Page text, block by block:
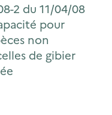
2 du 11/04/08
pour
non
de gibier